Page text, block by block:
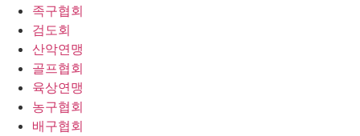
족구협회
검도회
산악연맹
골프협회
육상연맹
농구협회
배구협회